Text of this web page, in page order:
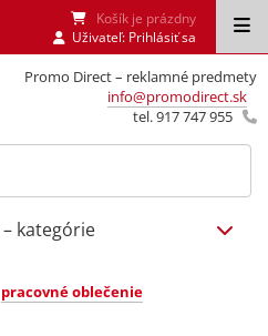
Promo Direct – reklamné predmety
info@promodirect.sk
tel. 917 747 955
Košík je prázdny
Uživateľ: Prihlásiť sa
– kategórie
pracovné oblečenie